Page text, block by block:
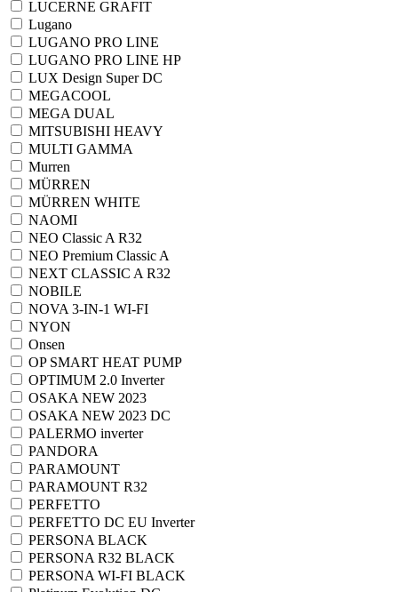
LUCERNE GRAFIT
Lugano
LUGANO PRO LINE
LUGANO PRO LINE HP
LUX Design Super DC
MEGACOOL
MEGA DUAL
MITSUBISHI HEAVY
MULTI GAMMA
Murren
MÜRREN
MÜRREN WHITE
NAOMI
NEO Classic A R32
NEO Premium Classic A
NEXT CLASSIC A R32
NOBILE
NOVA 3-IN-1 WI-FI
NYON
Onsen
OP SMART HEAT PUMP
OPTIMUM 2.0 Inverter
OSAKA NEW 2023
OSAKA NEW 2023 DC
PALERMO inverter
PANDORA
PARAMOUNT
PARAMOUNT R32
PERFETTO
PERFETTO DC EU Inverter
PERSONA BLACK
PERSONA R32 BLACK
PERSONA WI-FI BLACK